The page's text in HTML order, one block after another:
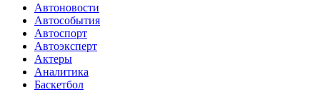
Автоновости
Автособытия
Автоспорт
Автоэксперт
Актеры
Аналитика
Баскетбол